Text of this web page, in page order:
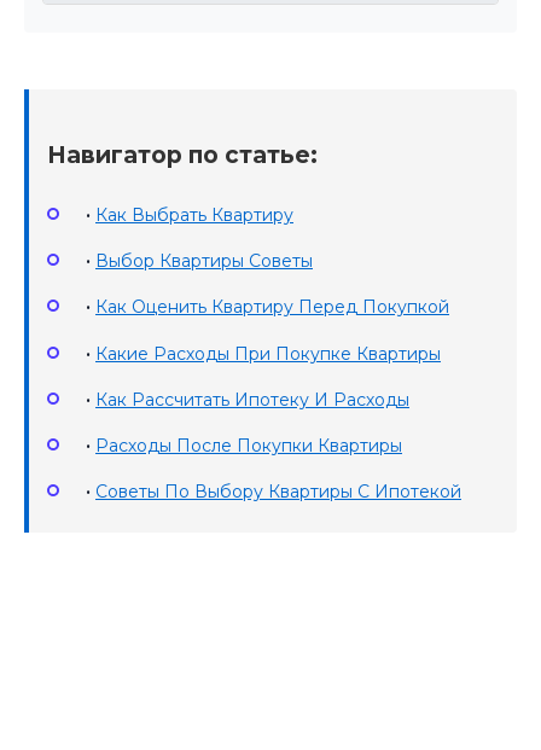
Навигатор по статье:
• Как Выбрать Квартиру
• Выбор Квартиры Советы
• Как Оценить Квартиру Перед Покупкой
• Какие Расходы При Покупке Квартиры
• Как Рассчитать Ипотеку И Расходы
• Расходы После Покупки Квартиры
• Советы По Выбору Квартиры С Ипотекой